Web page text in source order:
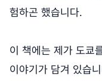
험하곤 했습니다.
이 책에는 제가 도쿄
이야기가 담겨 있습